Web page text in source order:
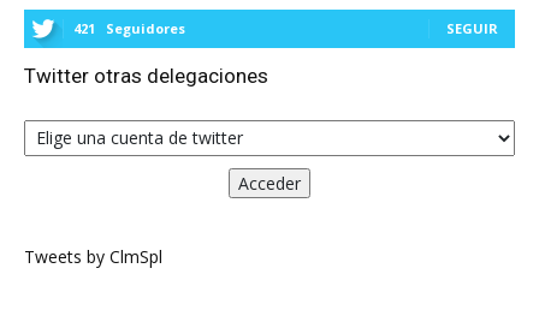
421 Seguidores SEGUIR
Twitter otras delegaciones
Tweets by ClmSpl